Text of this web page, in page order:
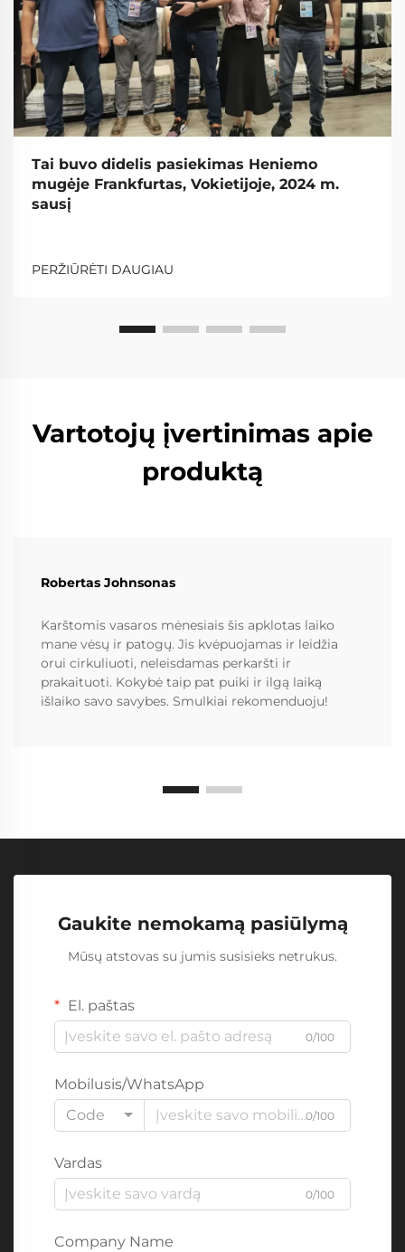
Tai buvo didelis pasiekimas Heniemo
mugėje Frankfurtas, Vokietijoje, 2024 m.
sausį
PERŽIŪRĖTI DAUGIAU
Vartotojų įvertinimas apie
produktą
Robertas Johnsonas
Karštomis vasaros mėnesiais šis apklotas laiko
mane vėsų ir patogų. Jis kvėpuojamas ir leidžia
orui cirkuliuoti, neleisdamas perkaršti ir
prakaituoti. Kokybė taip pat puiki ir ilgą laiką
išlaiko savo savybes. Smulkiai rekomenduoju!
Gaukite nemokamą pasiūlymą
Mūsų atstovas su jumis susisieks netrukus.
El. paštas
0/100
Mobilusis/WhatsApp
Code
0/100
Vardas
0/100
Company Name